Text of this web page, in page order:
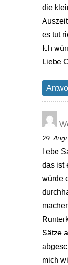
die
es tut
Ich
Liebe
29.
liebe
das ist
würde
Sätze
mich